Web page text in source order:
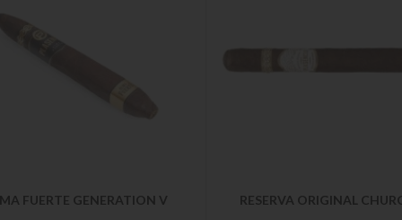
FUERTE GENERATION V RESERVA ORIGINAL